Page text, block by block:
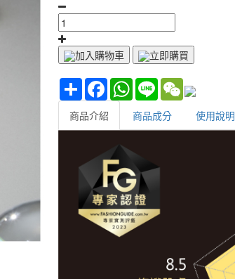
加入購物車 立即購買
Share FacebookWhatsApp
Line WeChat
商品介紹 商品成分 使用說明